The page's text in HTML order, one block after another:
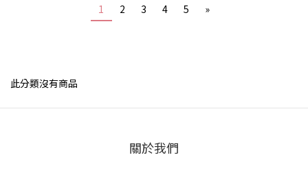
1 2 3 4 5 »
此分類沒有商品
關於我們